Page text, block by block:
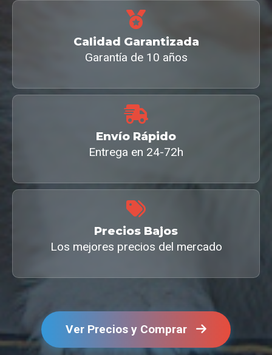
Calidad Garantizada
Garantía de 10 años
Envío Rápido
Entrega en 24-72h
Precios Bajos
Los mejores precios del mercado
Ver Precios y Comprar